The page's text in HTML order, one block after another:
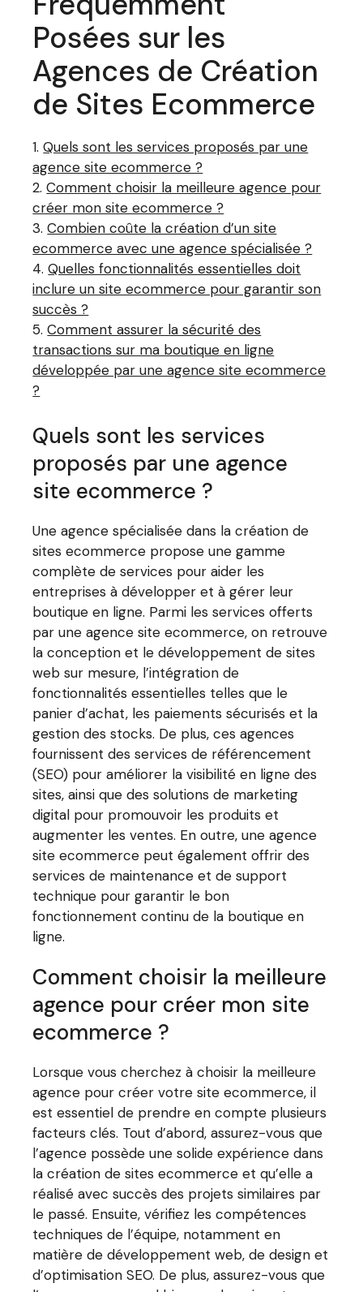
Posées sur les
Agences de Création
de Sites Ecommerce
Quels sont les services proposés par une
agence site ecommerce ?
Comment choisir la meilleure agence pour
créer mon site ecommerce ?
Combien coûte la création d’un site
ecommerce avec une agence spécialisée ?
Quelles fonctionnalités essentielles doit
inclure un site ecommerce pour garantir son
succès ?
Comment assurer la sécurité des
transactions sur ma boutique en ligne
développée par une agence site ecommerce
?
Quels sont les services
proposés par une agence
site ecommerce ?
Une agence spécialisée dans la création de
sites ecommerce propose une gamme
complète de services pour aider les
entreprises à développer et à gérer leur
boutique en ligne. Parmi les services offerts
par une agence site ecommerce, on retrouve
la conception et le développement de sites
web sur mesure, l’intégration de
fonctionnalités essentielles telles que le
panier d’achat, les paiements sécurisés et la
gestion des stocks. De plus, ces agences
fournissent des services de référencement
(SEO) pour améliorer la visibilité en ligne des
sites, ainsi que des solutions de marketing
digital pour promouvoir les produits et
augmenter les ventes. En outre, une agence
site ecommerce peut également offrir des
services de maintenance et de support
technique pour garantir le bon
fonctionnement continu de la boutique en
ligne.
Comment choisir la meilleure
agence pour créer mon site
ecommerce ?
Lorsque vous cherchez à choisir la meilleure
agence pour créer votre site ecommerce, il
est essentiel de prendre en compte plusieurs
facteurs clés. Tout d’abord, assurez-vous que
l’agence possède une solide expérience dans
la création de sites ecommerce et qu’elle a
réalisé avec succès des projets similaires par
le passé. Ensuite, vérifiez les compétences
techniques de l’équipe, notamment en
matière de développement web, de design et
d’optimisation SEO. De plus, assurez-vous que